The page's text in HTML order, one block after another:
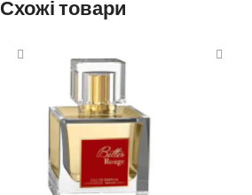
Схожі товари